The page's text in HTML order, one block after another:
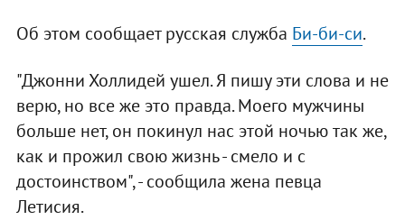
Об этом сообщает русская служба Би-би-си.
"Джонни Холлидей ушел. Я пишу эти слова и не
верю, но все же это правда. Моего мужчины
больше нет, он покинул нас этой ночью так же,
как и прожил свою жизнь - смело и с
достоинством", - сообщила жена певца
Летисия.